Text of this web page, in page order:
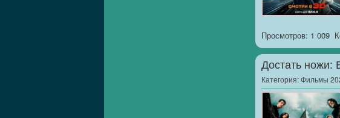
Просмотров: 1 009
Достать ножи:
Категория:Фильмы